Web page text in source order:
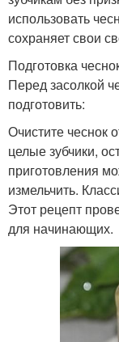
использовать
сохраняет свои
Подготовка
Перед засолкой
подготовить:
Очистите чеснок
целые зубчики,
приготовления
измельчить.
Этот рецепт
для начинающих.